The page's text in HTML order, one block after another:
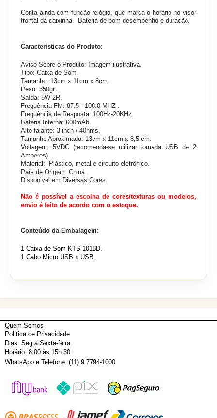
Conta ainda com função relógio, que marca o horário no visor
frontal da caixinha. Bateria de bom desempenho e duração.
Caracteristicas do Produto:
Aviso Sobre o Produto: Imagem ilustrativa.
Tipo: Caixa de Som.
Tamanho: 13cm x 11cm x 8cm.
Peso: 350gr.
Saída: 5W 2R.
Frequência FM: 87.5 - 108.0 MHZ .
Frequência de Resposta: 100Hz-20KHz.
Bateria Interna: 600mAh.
Alto-falante: 3 inch / 40hms.
Tamanho Aproximado: 13cm x 11cm x 8,5 cm.
Voltagem: 5VDC (recomenda-se utilizar tomada USB de 2
Amperes).
Material:: Plástico, metal e circuito eletrônico.
País de Origem: China.
Disponivel em Diversas Cores.
Não é possível a escolha de cores/texturas ou modelos,
envio é feito de acordo com o estoque.
Conteúdo da Embalagem:
1 Caixa de Som KTS-1018D.
1 Cabo Micro USB x USB.
Quem Somos
Política de Privacidade
Dias: Seg a Sexta-feira
Horário: 8:00 às 15h:30
WhatsApp e Telefone: (11) 9 7794-1000